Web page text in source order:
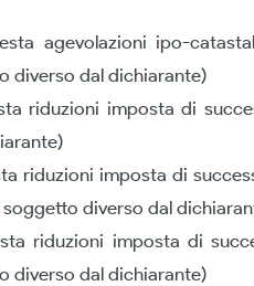
agevolazioni ipo-
diverso dal dichiarante)
riduzioni imposta di
riduzioni imposta di
soggetto diverso dal
riduzioni imposta di
diverso dal dichiarante)